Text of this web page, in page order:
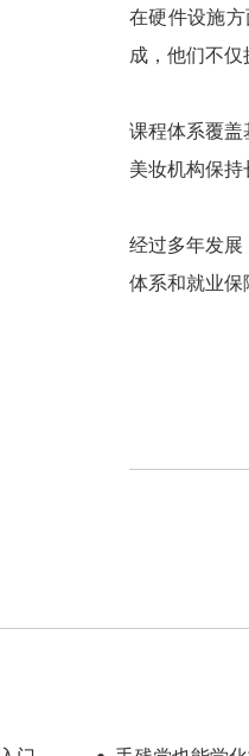
在硬件设施
成，他们不仅
课程体系覆盖
美妆机构保持
经过多年发展
体系和就业保